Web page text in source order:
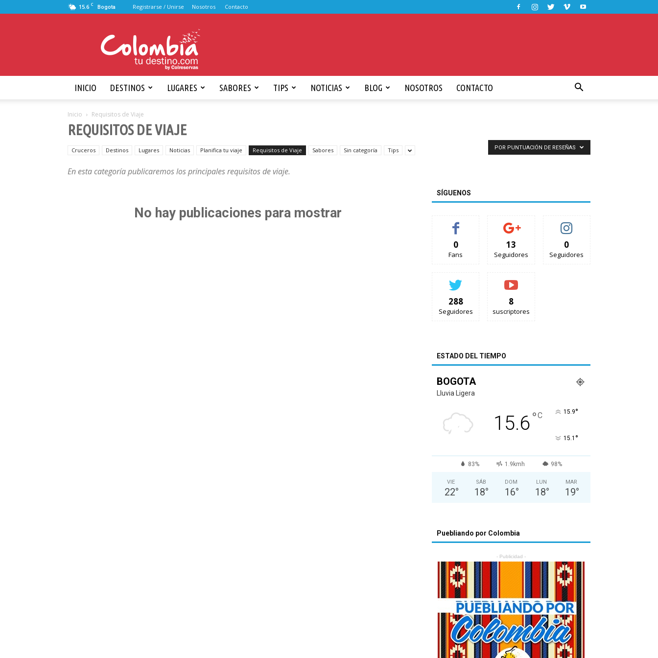
15.6 C Bogota Registrarse / Unirse Nosotros Contacto
por
Colombia
INICIO DESTINOS LUGARES SABORES TIPS NOTICIAS BLOG NOSOTROS CONTACTO
Inicio Requisitos de Viaje
REQUISITOS DE VIAJE
Cruceros Destinos Lugares Noticias Planifica tu viaje Requisitos de Viaje Sabores Sin categoría Tips
En esta categoría publicaremos los principales requisitos de viaje.
POR PUNTUACIÓN DE RESEÑAS
No hay publicaciones para mostrar
SÍGUENOS
0
Fans
13
Seguidores
0
Seguidores
288
Seguidores
8
suscriptores
ESTADO DEL TIEMPO
BOGOTA
Lluvia Ligera
15.6°C 15.9°
15.1 °
83% 1.9kmh 98%
VIE
22°
SÁB
18°
DOM
16°
LUN
18°
MAR
19°
Puebliando por Colombia
- Publicidad -